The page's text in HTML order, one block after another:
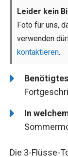
Leider kein
Foto für uns,
verwenden
kontaktieren.
In
Die 3-Flüsse-